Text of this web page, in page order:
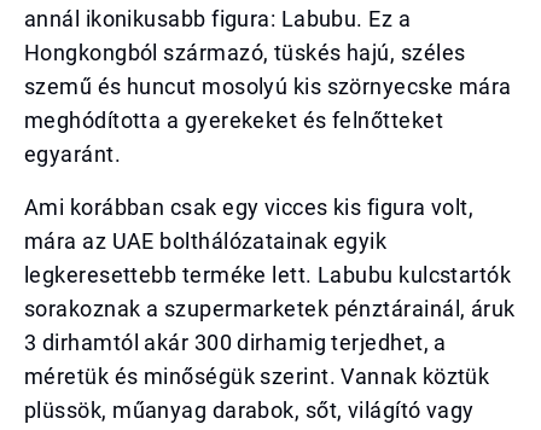
annál ikonikusabb figura: Labubu. Ez a
Hongkongból származó, tüskés hajú, széles
szemű és huncut mosolyú kis szörnyecske mára
meghódította a gyerekeket és felnőtteket
egyaránt.
Ami korábban csak egy vicces kis figura volt,
mára az UAE bolthálózatainak egyik
legkeresettebb terméke lett. Labubu kulcstartók
sorakoznak a szupermarketek pénztárainál, áruk
3 dirhamtól akár 300 dirhamig terjedhet, a
méretük és minőségük szerint. Vannak köztük
plüssök, műanyag darabok, sőt, világító vagy